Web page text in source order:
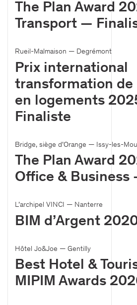
The Plan Award
Transport —
Rueil-Malmaison — Degrémont
Prix international
transformation de
en logements
Finaliste
Bridge, siège d’Orange — Issy-les-
The Plan Award
Office & Business
L’archipel VINCI — Nanterre
BIM d’Argent
Hôtel Jo&Joe — Gentilly
Best Hotel &
MIPIM Awards